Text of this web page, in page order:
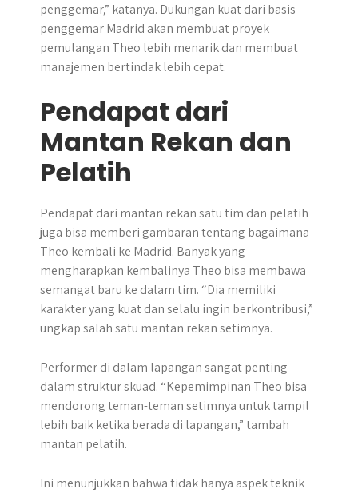
penggemar,” katanya. Dukungan kuat dari basis
penggemar Madrid akan membuat proyek
pemulangan Theo lebih menarik dan membuat
manajemen bertindak lebih cepat.
Pendapat dari
Mantan Rekan dan
Pelatih
Pendapat dari mantan rekan satu tim dan pelatih
juga bisa memberi gambaran tentang bagaimana
Theo kembali ke Madrid. Banyak yang
mengharapkan kembalinya Theo bisa membawa
semangat baru ke dalam tim. “Dia memiliki
karakter yang kuat dan selalu ingin berkontribusi,”
ungkap salah satu mantan rekan setimnya.
Performer di dalam lapangan sangat penting
dalam struktur skuad. “Kepemimpinan Theo bisa
mendorong teman-teman setimnya untuk tampil
lebih baik ketika berada di lapangan,” tambah
mantan pelatih.
Ini menunjukkan bahwa tidak hanya aspek teknik